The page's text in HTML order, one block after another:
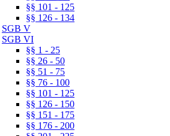
§§ 101 - 125
§§ 126 - 134
SGB V
SGB VI
§§ 1 - 25
§§ 26 - 50
§§ 51 - 75
§§ 76 - 100
§§ 101 - 125
§§ 126 - 150
§§ 151 - 175
§§ 176 - 200